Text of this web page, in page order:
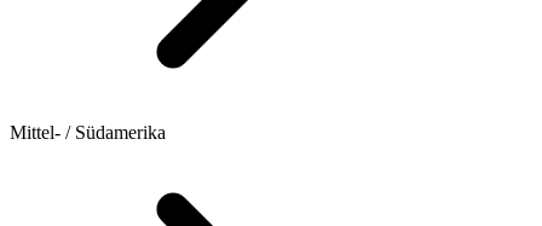
Mittel- / Südamerika